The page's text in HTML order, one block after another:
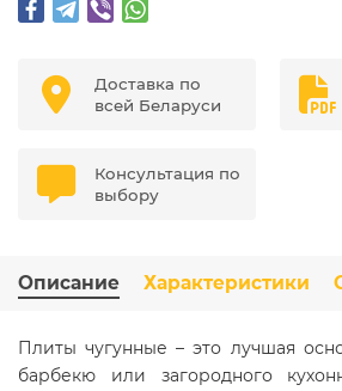
Доставка по
всей Беларуси
Консультация по
выбору
Описание Характеристики
Плиты чугунные – это лучшая
барбекю или загородного